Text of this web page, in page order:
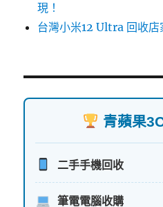
現！
台灣小米12 Ultra 回收
青蘋果
二手手機回收
筆電電腦收購